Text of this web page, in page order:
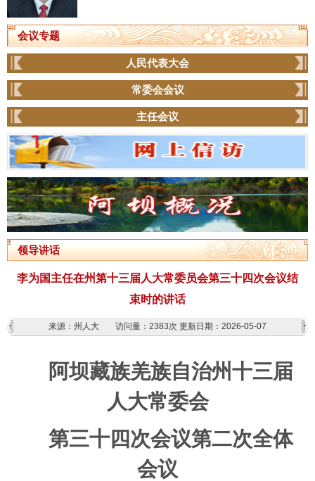
会议专题
人民代表大会
常委会会议
主任会议
领导讲话
李为国主任在州第十三届人大常委员会第三十四次会议结
束时的讲话
来源：州人大 访问量： 2383次 更新日期：2026-05-07
阿坝藏族羌族自治州十三届
人大常委会
第三十四次会议第二次全体
会议